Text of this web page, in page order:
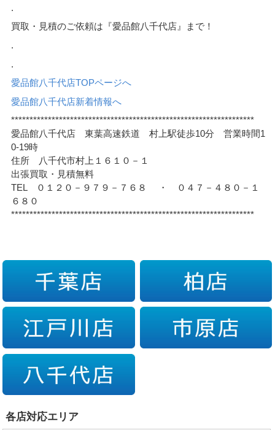
.
買取・見積のご依頼は『愛品館八千代店』まで！
.
.
愛品館八千代店TOPページへ
愛品館八千代店新着情報へ
******************************************************************
愛品館八千代店 東葉高速鉄道 村上駅徒歩10分 営業時間1
0-19時
住所 八千代市村上１６１０－１
出張買取・見積無料
TEL ０１２０－９７９－７６８ ・ ０４７－４８０－１
６８０
******************************************************************
各店対応エリア